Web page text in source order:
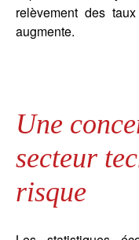
relèvement des
augmente.
Une
secteur
risque